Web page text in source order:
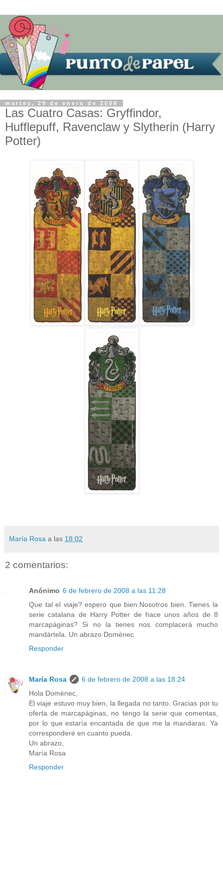
martes, 29 de enero de 2008
Las Cuatro Casas: Gryffindor,
Hufflepuff, Ravenclaw y Slytherin (Harry
Potter)
María Rosa a las 18:02
2 comentarios:
Anónimo 6 de febrero de 2008 a las 11:28
Que tal el viaje? espero que bien.Nosotros bien. Tienes la
serie catalana de Harry Potter de hace unos años de 8
marcapáginas? Si no la tienes nos complacerá mucho
mandártela. Un abrazo Domènec
Responder
María Rosa
6 de febrero de 2008 a las 18:24
Hola Domènec,
El viaje estuvo muy bien, la llegada no tanto. Gracias por tu
oferta de marcapáginas, no tengo la serie que comentas,
por lo que estaría encantada de que me la mandaras. Ya
corresponderé en cuanto pueda.
Un abrazo,
María Rosa
Responder